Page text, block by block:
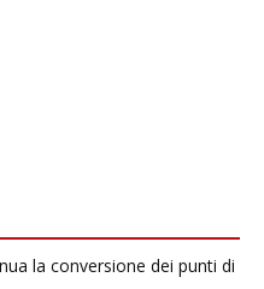
la conversione dei punti di